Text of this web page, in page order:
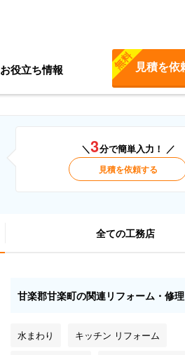
お役立ち情報 見積を依
無料
＼3分で簡単入力！ ／
見積を依頼する
全ての工務店
甘楽郡甘楽町の関連リフォーム・修理
水まわり キッチン リフォーム